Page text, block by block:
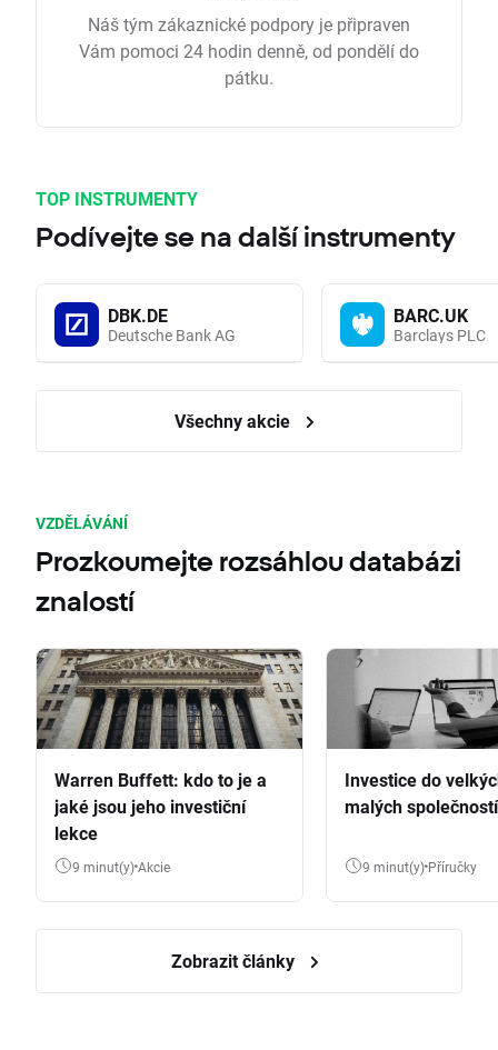
Náš tým zákaznické podpory je připraven
Vám pomoci 24 hodin denně, od pondělí do
pátku.
TOP INSTRUMENTY
Podívejte se na další instrumenty
DBK.DE
Deutsche Bank AG
BARC.UK
Barclays PLC
Všechny akcie
VZDĚLÁVÁNÍ
Prozkoumejte rozsáhlou databázi
znalostí
Warren Buffett: kdo to je a
jaké jsou jeho investiční
lekce
9 minut(y) Akcie
Investice do
malých společností
9 minut(y) Příručky
Zobrazit články